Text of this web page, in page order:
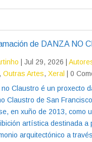
de DANZA NO
Jul 29, 2026
, Outras Artes, Xeral
| 0
Claustro é un proxecto
Claustro de San
en xuño de 2013, como
artística destinada a
arquitectónico a